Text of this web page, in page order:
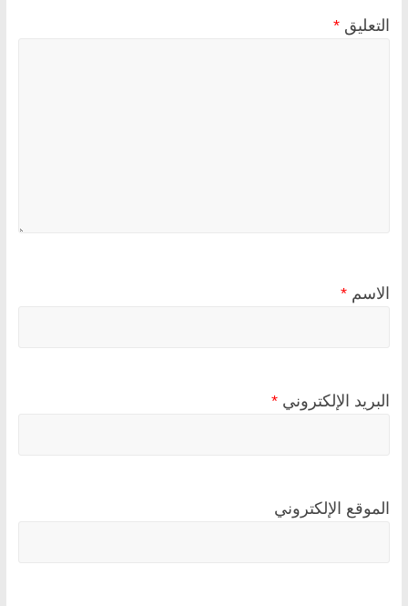
التعليق *
الاسم *
البريد الإلكتروني *
الموقع الإلكتروني